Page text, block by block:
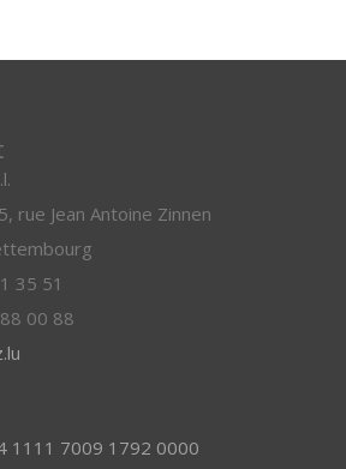
rue Jean Antoine Zinnen
35 51
00 88
1111 7009 1792 0000